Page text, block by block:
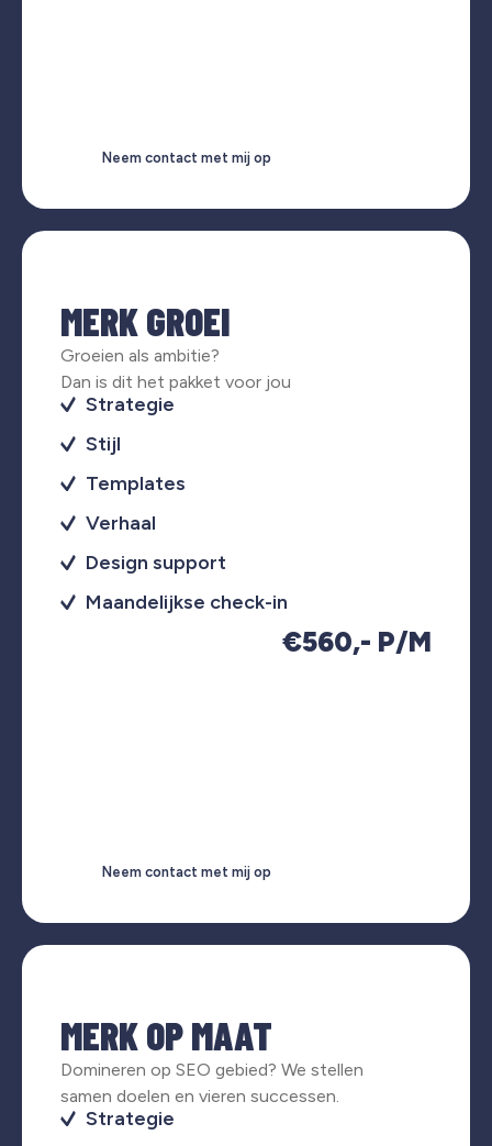
Neem contact met mij op
MERK GROEI
Groeien als ambitie?
Dan is dit het pakket voor jou
Strategie
Stijl
Templates
Verhaal
Design support
Maandelijkse check-in
€560,- P/M
Neem contact met mij op
MERK OP MAAT
Domineren op SEO gebied? We stellen
samen doelen en vieren successen.
Strategie